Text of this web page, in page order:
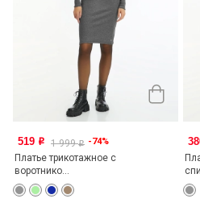
519 o 1 999o -74%
Платье трикотажное с
воротнико...